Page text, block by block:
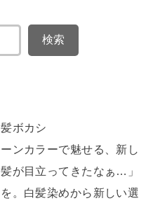
検索
ボカシ
ンカラーで魅せる、新し
が目立ってきたなぁ…」
。白髪染めから新しい選